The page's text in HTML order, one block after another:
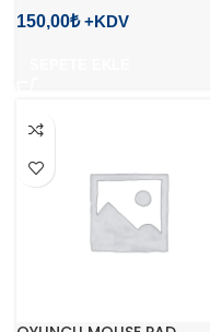
150,00₺